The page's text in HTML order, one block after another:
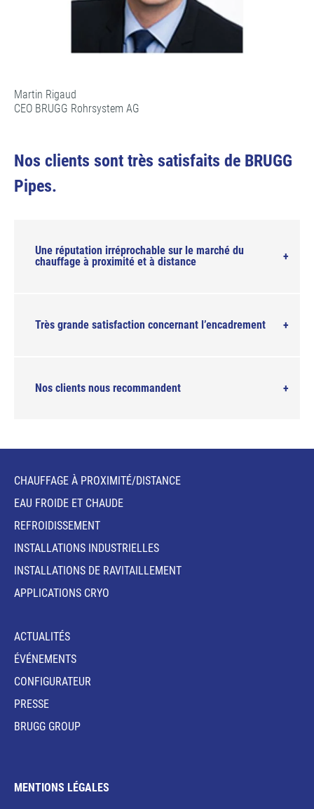
Martin Rigaud
CEO BRUGG Rohrsystem AG
Nos clients sont très satisfaits de BRUGG
Pipes.
Une réputation irréprochable sur le marché du
chauffage à proximité et à distance
Très grande satisfaction concernant l’encadrement
Nos clients nous recommandent
CHAUFFAGE À PROXIMITÉ/DISTANCE
EAU FROIDE ET CHAUDE
REFROIDISSEMENT
INSTALLATIONS INDUSTRIELLES
INSTALLATIONS DE RAVITAILLEMENT
APPLICATIONS CRYO
ACTUALITÉS
ÉVÉNEMENTS
CONFIGURATEUR
PRESSE
BRUGG GROUP
MENTIONS LÉGALES